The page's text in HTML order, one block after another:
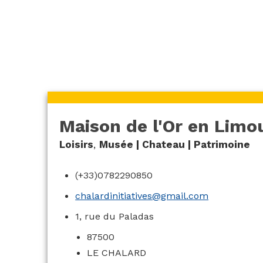
Maison de l'Or en
Loisirs, Musée | Chateau | Patrimoine
(+33)0782290850
chalardinitiatives@gmail.com
1, rue du Paladas
87500
LE CHALARD